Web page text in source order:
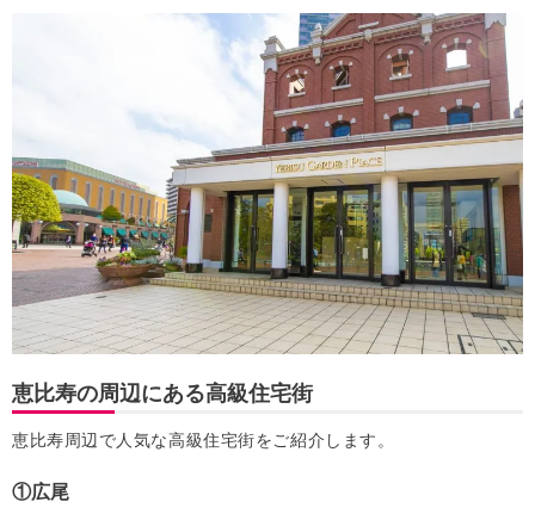
恵比寿の周辺にある高級住宅街
恵比寿周辺で人気な高級住宅街をご紹介します。
①広尾